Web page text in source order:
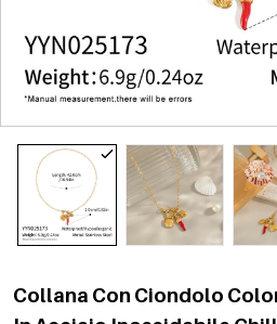
Collana Con Ciondolo